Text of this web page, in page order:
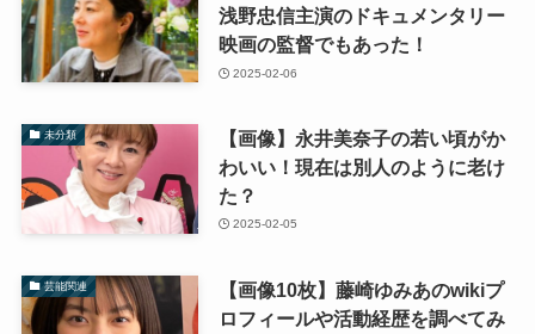
浅野忠信主演のドキュメンタリー
映画の監督でもあった！
2025-02-06
未分類
【画像】永井美奈子の若い頃がか
わいい！現在は別人のように老け
た？
2025-02-05
芸能関連
【画像10枚】藤崎ゆみあのwikiプ
ロフィールや活動経歴を調べてみ